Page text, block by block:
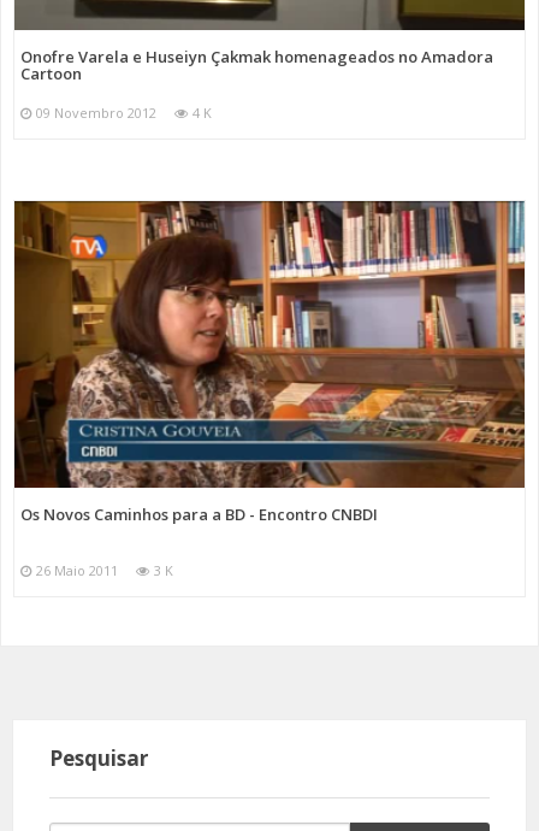
Onofre Varela e Huseiyn Çakmak homenageados no Amadora
Cartoon
09 Novembro 2012 4 K
Os Novos Caminhos para a BD - Encontro CNBDI
26 Maio 2011 3 K
Pesquisar